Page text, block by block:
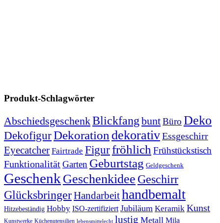
Produkt-Schlagwörter
AbschiedsgeschenkBlickfang buntBüro Deko
DekofigurDekoration dekorativEssgeschirr
Eyecatcher Fairtrade Figurfröhlich Frühstückstisch
FunktionalitätGarten Geburtstag Geldgeschenk
Geschenk Geschenkidee Geschirr
GlücksbringerHandarbeithandbemalt
Hitzebeständig Hobby ISO-zertifiziert Jubiläum Keramik Kunst
Kunstwerke Küchenutensilien lebensmittelecht lustig Metall Mila